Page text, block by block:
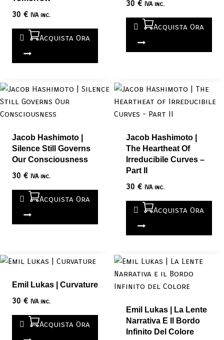
30 € IVA inc.
Acquista Ora
30 € IVA inc.
Acquista Ora
Jacob Hashimoto |
Silence Still Governs
Our Consciousness
30 € IVA inc.
Acquista Ora
Jacob Hashimoto |
The Heartheat Of
Irreducibile Curves –
Part II
30 € IVA inc.
Acquista Ora
Emil Lukas | Curvature
30 € IVA inc.
Acquista Ora
Emil Lukas | La Lente
Narrativa E Il Bordo
Infinito Del Colore